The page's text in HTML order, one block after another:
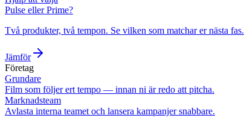
Pulse eller Prime?
Två produkter, två tempon. Se vilken som matchar er nästa fas.
Jämför
Företag
Grundare
Film som följer ert tempo — innan ni är redo att pitcha.
Marknadsteam
Avlasta interna teamet och lansera kampanjer snabbare.